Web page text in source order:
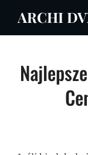
ARCHI
Nawigacja
wpisu